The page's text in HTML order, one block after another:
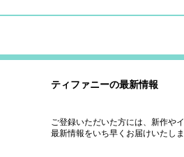
ティファニーの最新情報
ご登録いただいた方には、新作や
最新情報をいち早くお届けいたしま